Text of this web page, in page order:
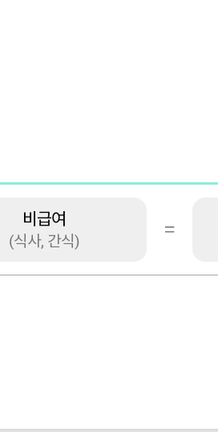
비급여
(식사, 간식)